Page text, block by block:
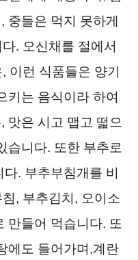
중들은 먹지 못하게
. 오신채를 절에서
이런 식품들은 양기
키는 음식이라 하여
맛은 시고 맵고 떫으
습니다. 또한 부추로
. 부추부침개를 비
, 부추김치, 오이소
만들어 먹습니다. 또
에도 들어가며,계란